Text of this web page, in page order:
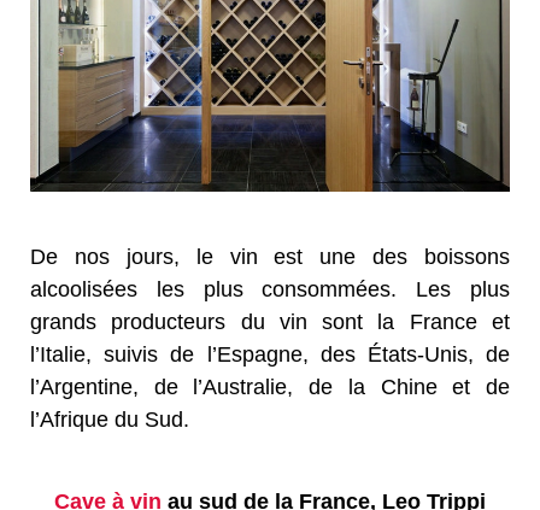
De nos jours, le vin est une des boissons
alcoolisées les plus consommées. Les plus
grands producteurs du vin sont la France et
l’Italie, suivis de l’Espagne, des États-Unis, de
l’Argentine, de l’Australie, de la Chine et de
l’Afrique du Sud.
Cave à vin au sud de la France, Leo Trippi